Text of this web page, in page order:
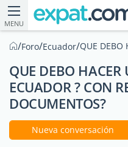
MENU
/Foro/Ecuador/QUE DEBO
QUE DEBO HACER
ECUADOR ? CON
DOCUMENTOS?
Nueva conversación